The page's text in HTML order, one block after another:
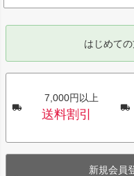
はじめて
7,000円以上
送料割引
新規会員